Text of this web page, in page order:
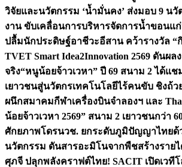
วิจัยและนวัตกรรม ‘น้ำมั่นคง’ ส่งมอบ 9 นวั
งาน ขับเคลื่อนการบริหารจัดการน้ำขอนแ
ปลื้มนักประดิษฐ์อาชีวะอีสาน คว้ารางวัล “
TVET Smart Idea2Innovation 2569 ดันผ
จริง“หนูน้อยจ้าวเวหา” ปี 69 สนาม 2 ได้แ
เยาวชนสู่นวัตกรเทคโนโลยีไร้คนขับ ชิงถ้
ผนึกสมาคมกีฬาเครื่องบินจำลองฯ และ
น้อยจ้าวเวหา 2569” สนาม 2 เยาวชนกว่า
ศักยภาพโดรนวช. ยกระดับภูมิปัญญาไทยด้
นวัตกรรม ดันสารอะมิโนจากพืชสร้างราย
ศุภจี ปลุกพลังคราฟต์ไทย! SACIT เปิดเวที